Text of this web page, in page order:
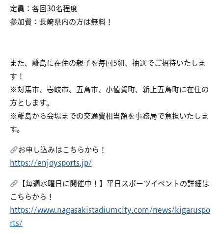
定員：各回30名程度
参加費：長崎県内の方は無料！
また、離島に在住の親子を毎回5組、抽選でご招待いたしま
す！
※対馬市、壱岐市、五島市、小値賀町、新上五島町に在住の
方とします。
※離島から会場までの交通費相当額を事務局で負担いたしま
す。
お申し込みはこちらから！
https://enjoysports.jp/
【毎週水曜日に開催中！】平日スポーツイベントの詳細は
こちらから！
https://www.nagasakistadiumcity.com/news/kigaruspo
rts/